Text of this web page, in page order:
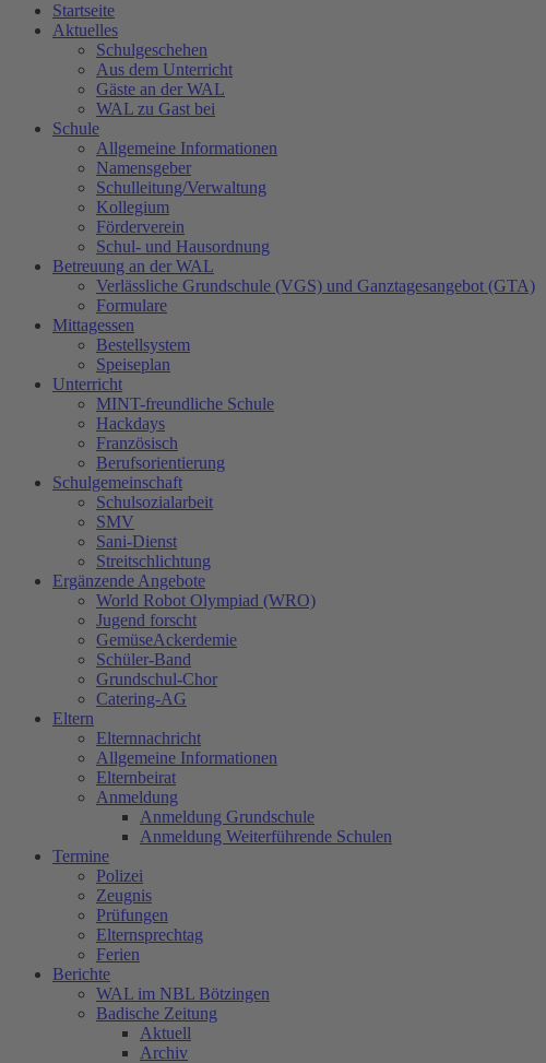
Startseite
Aktuelles
Schulgeschehen
Aus dem Unterricht
Gäste an der WAL
WAL zu Gast bei
Schule
Allgemeine Informationen
Namensgeber
Schulleitung/Verwaltung
Kollegium
Förderverein
Schul- und Hausordnung
Betreuung an der WAL
Verlässliche Grundschule (VGS) und Ganztagesangebot (GTA)
Formulare
Mittagessen
Bestellsystem
Speiseplan
Unterricht
MINT-freundliche Schule
Hackdays
Französisch
Berufsorientierung
Schulgemeinschaft
Schulsozialarbeit
SMV
Sani-Dienst
Streitschlichtung
Ergänzende Angebote
World Robot Olympiad (WRO)
Jugend forscht
GemüseAckerdemie
Schüler-Band
Grundschul-Chor
Catering-AG
Eltern
Elternnachricht
Allgemeine Informationen
Elternbeirat
Anmeldung
Anmeldung Grundschule
Anmeldung Weiterführende Schulen
Termine
Polizei
Zeugnis
Prüfungen
Elternsprechtag
Ferien
Berichte
WAL im NBL Bötzingen
Badische Zeitung
Aktuell
Archiv